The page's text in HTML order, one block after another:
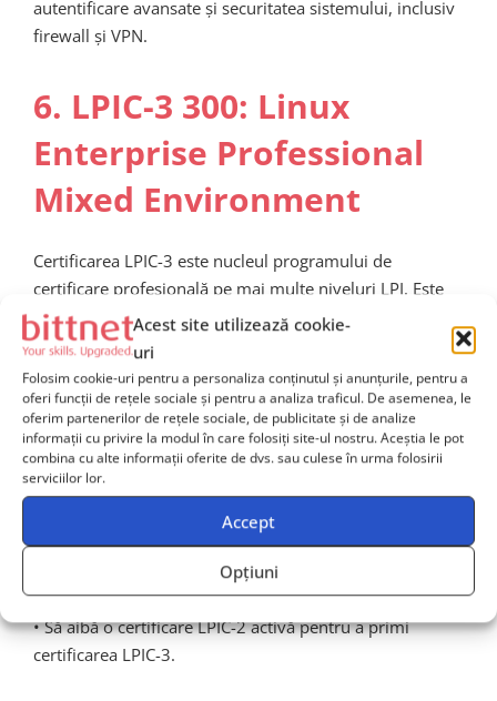
Acest site utilizează cookie-
uri
Folosim cookie-uri pentru a personaliza conținutul și anunțurile, pentru a
oferi funcții de rețele sociale și pentru a analiza traficul. De asemenea, le
oferim partenerilor de rețele sociale, de publicitate și de analize
informații cu privire la modul în care folosiți site-ul nostru. Aceștia le pot
combina cu alte informații oferite de dvs. sau culese în urma folosirii
serviciilor lor.
Accept
Opțiuni
autentificare avansate și securitatea sistemului, inclusiv
firewall și VPN.
6. LPIC-3 300: Linux
Enterprise Professional
Mixed Environment
Certificarea LPIC-3 este nucleul programului de
certificare profesională pe mai multe niveluri LPI. Este
conceput pentru candidații profesioniști dintr-o
întreprindere și reprezintă cel mai înalt nivel de
certificare Linux Professional. Certificarea LPIC-3 300:
Mixed Environment acoperă administrarea sistemelor
Linux la nivel de întreprindere într-un nivel mixt.
Valabilitatea acestei certificări este de 5 ani, iar pentru a
o obține este necesar ca studentul să promoveze
Pentru a putea dobândi această certificare, candidatul
• Să aibă o certificare LPIC-2 activă pentru a primi
certificarea LPIC-3.